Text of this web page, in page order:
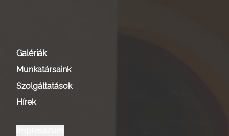
Galériák
Munkatársaink
Szolgáltatások
Hírek